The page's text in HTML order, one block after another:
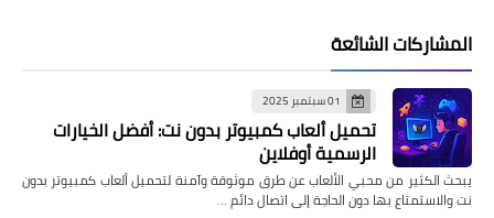
المشاركات الشائعة
01 سبتمبر 2025
تحميل ألعاب كمبيوتر بدون نت: أفضل الخيارات
الرسمية أوفلاين
يبحث الكثير من محبي الألعاب عن طرق موثوقة وآمنة لتحميل ألعاب كمبيوتر بدون
نت والاستمتاع بها دون الحاجة إلى اتصال دائم …